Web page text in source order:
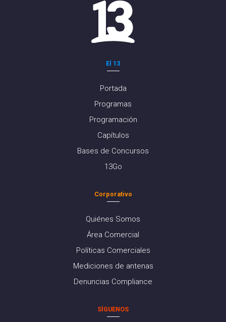
El 13
Portada
Programas
Programación
Capítulos
Bases de Concursos
13Go
Corporativo
Quiénes Somos
Área Comercial
Políticas Comerciales
Mediciones de antenas
Denuncias Compliance
SÍGUENOS